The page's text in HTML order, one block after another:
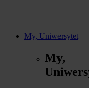
My, Uniwersytet
My,